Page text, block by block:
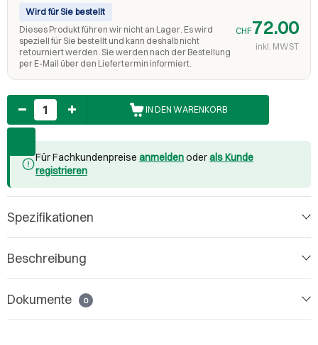
Wird für Sie bestellt
Dieses Produkt führen wir nicht an Lager. Es wird
speziell für Sie bestellt und kann deshalb nicht
retourniert werden. Sie werden nach der Bestellung
per E-Mail über den Liefertermin informiert.
CHF72.00
inkl. MWST
Anzahl
IN DEN WARENKORB
Für Fachkundenpreise anmeldenoderals Kunde
registrieren
Spezifikationen
Beschreibung
Dokumente 0